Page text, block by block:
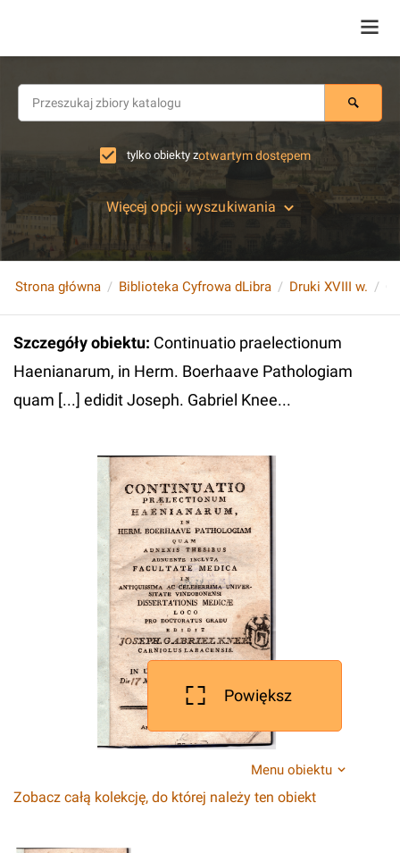
tylko obiekty zotwartym dostępem
Więcej opcji wyszukiwania
Strona główna Biblioteka Cyfrowa dLibra Druki XVIII w.
Szczegóły obiektu: Continuatio praelectionum
Haenianarum, in Herm. Boerhaave Pathologiam
quam [...] edidit Joseph. Gabriel Knee...
Powiększ
Menu obiektu
Zobacz całą kolekcję, do której należy ten obiekt